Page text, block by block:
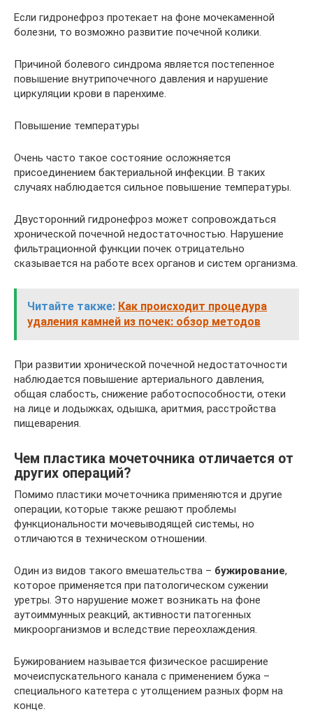
Если гидронефроз протекает на фоне мочекаменной
болезни, то возможно развитие почечной колики.
Причиной болевого синдрома является постепенное
повышение внутрипочечного давления и нарушение
циркуляции крови в паренхиме.
Повышение температуры
Очень часто такое состояние осложняется
присоединением бактериальной инфекции. В таких
случаях наблюдается сильное повышение температуры.
Двусторонний гидронефроз может сопровождаться
хронической почечной недостаточностью. Нарушение
фильтрационной функции почек отрицательно
сказывается на работе всех органов и систем организма.
Читайте также: Как происходит процедура
удаления камней из почек: обзор методов
При развитии хронической почечной недостаточности
наблюдается повышение артериального давления,
общая слабость, снижение работоспособности, отеки
на лице и лодыжках, одышка, аритмия, расстройства
пищеварения.
Чем пластика мочеточника отличается от
других операций?
Помимо пластики мочеточника применяются и другие
операции, которые также решают проблемы
функциональности мочевыводящей системы, но
отличаются в техническом отношении.
Один из видов такого вмешательства – бужирование,
которое применяется при патологическом сужении
уретры. Это нарушение может возникать на фоне
аутоиммунных реакций, активности патогенных
микроорганизмов и вследствие переохлаждения.
Бужированием называется физическое расширение
мочеиспускательного канала с применением бужа –
специального катетера с утолщением разных форм на
конце.